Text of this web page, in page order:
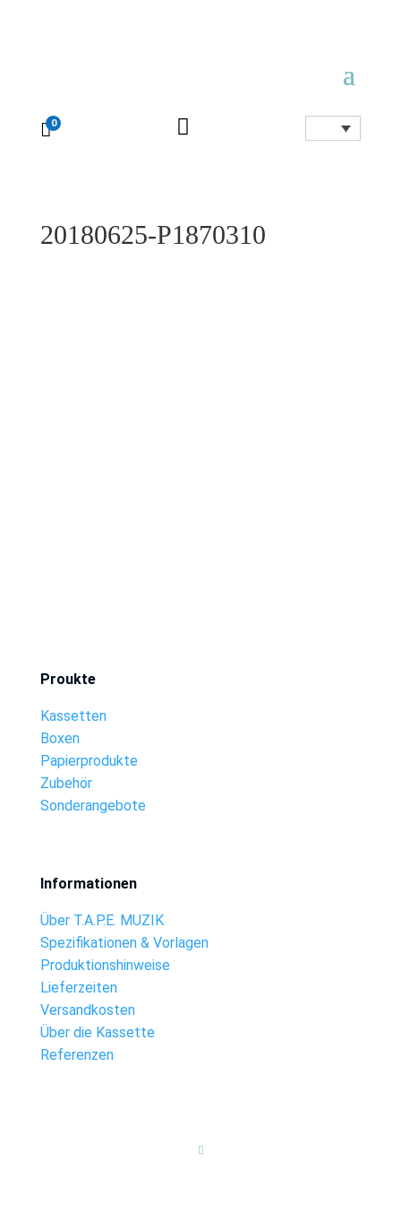
0 
20180625-P1870310
Proukte
Kassetten
Boxen
Papierprodukte
Zubehör
Sonderangebote
Informationen
Über T.A.P.E. MUZIK
Spezifikationen & Vorlagen
Produktionshinweise
Lieferzeiten
Versandkosten
Über die Kassette
Referenzen
